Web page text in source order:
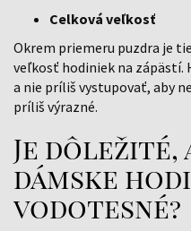
Celková veľkosť
Okrem priemeru puzdra je
veľkosť hodiniek na zápästí.
a nie príliš vystupovať, aby
príliš výrazné.
Je dôležité,
dámske
vodotesné?